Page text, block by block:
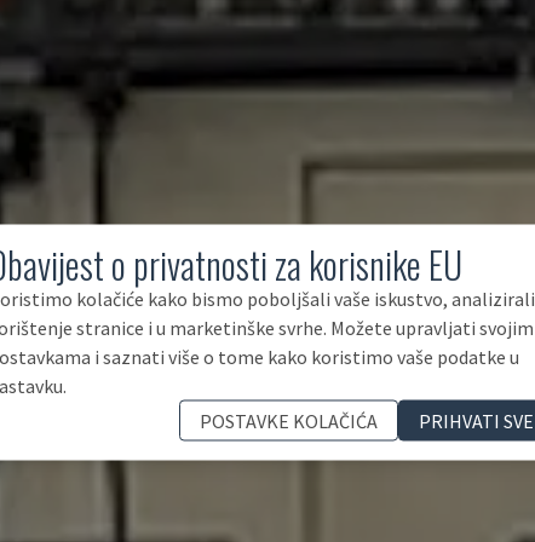
o privatnosti za korisnike EU
kolačiće kako bismo poboljšali vaše iskustvo, analizirali
stranice i u marketinške svrhe. Možete upravljati svojim
i saznati više o tome kako koristimo vaše podatke u
POSTAVKE KOLAČIĆA
PRIHVATI SVE